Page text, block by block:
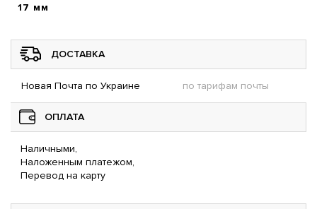
17 мм
ДОСТАВКА
Новая Почта по Украине по тарифам почты
ОПЛАТА
Наличными,
Наложенным платежом,
Перевод на карту